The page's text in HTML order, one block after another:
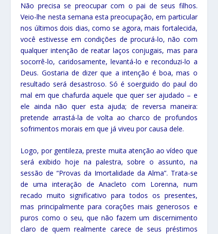
Não precisa se preocupar com o pai de seus filhos.
Veio-lhe nesta semana esta preocupação, em particular
nos últimos dois dias, como se agora, mais fortalecida,
você estivesse em condições de procurá-lo, não com
qualquer intenção de reatar laços conjugais, mas para
socorrê-lo, caridosamente, levantá-lo e reconduzi-lo a
Deus. Gostaria de dizer que a intenção é boa, mas o
resultado será desastroso. Só é soerguido do paul do
mal em que chafurda aquele que quer ser ajudado – e
ele ainda não quer esta ajuda; de reversa maneira:
pretende arrastá-la de volta ao charco de profundos
sofrimentos morais em que já viveu por causa dele.
Logo, por gentileza, preste muita atenção ao vídeo que
será exibido hoje na palestra, sobre o assunto, na
sessão de “Provas da Imortalidade da Alma”. Trata-se
de uma interação de Anacleto com Lorenna, num
recado muito significativo para todos os presentes,
mas principalmente para corações mais generosos e
puros como o seu, que não fazem um discernimento
claro de quem realmente carece de seus préstimos